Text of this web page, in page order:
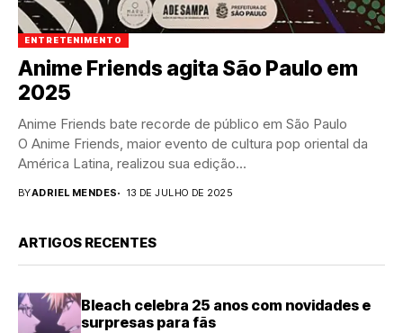
ENTRETENIMENTO
Anime Friends agita São Paulo em
2025
Anime Friends bate recorde de público em São Paulo
O Anime Friends, maior evento de cultura pop oriental da
América Latina, realizou sua edição...
BYADRIEL MENDES 13 DE JULHO DE 2025
ARTIGOS RECENTES
Bleach celebra 25 anos com novidades e
surpresas para fãs